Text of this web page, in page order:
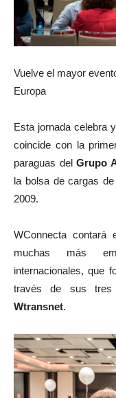
Vuelve el mayor
Europa
Esta jornada celebra
coincide con la
paraguas delGrupo
la bolsa de cargas
2009.
WConnecta
muchas más
internacionales, que
través de sus
Wtransnet.